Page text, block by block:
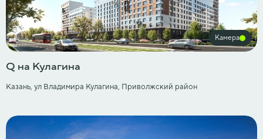
Камера
Q на Кулагина
Казань, ул Владимира Кулагина, Приволжский район